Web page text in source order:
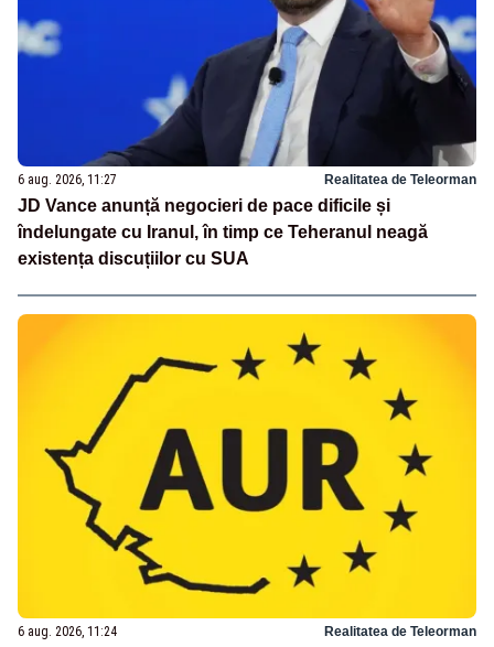
6 aug. 2026, 11:27 Realitatea de Teleorman
JD Vance anunță negocieri de pace dificile și
îndelungate cu Iranul, în timp ce Teheranul neagă
existența discuțiilor cu SUA
6 aug. 2026, 11:24 Realitatea de Teleorman